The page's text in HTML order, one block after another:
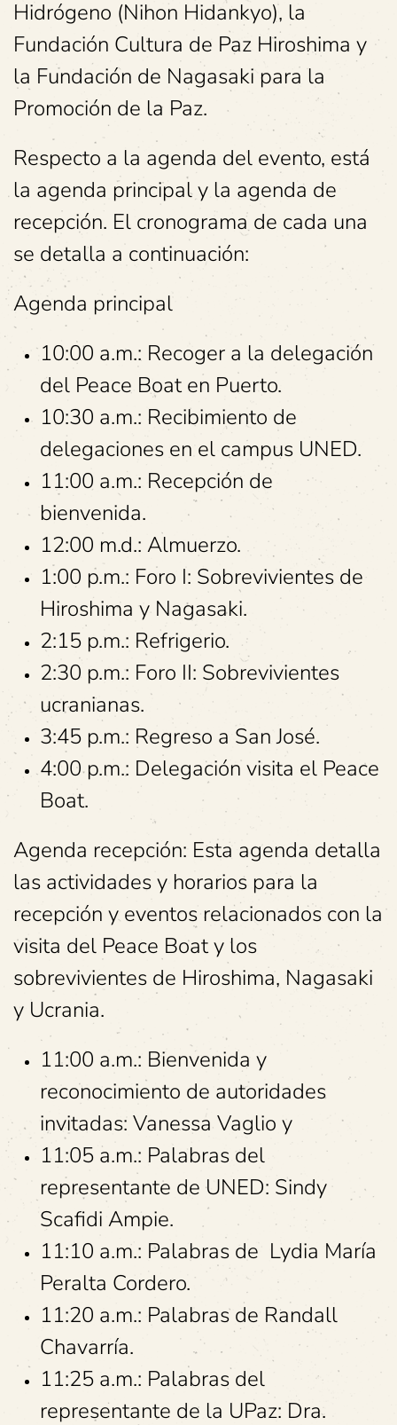
Hidrógeno (Nihon Hidankyo), la
Fundación Cultura de Paz Hiroshima y
la Fundación de Nagasaki para la
Promoción de la Paz.
Respecto a la agenda del evento, está
la agenda principal y la agenda de
recepción. El cronograma de cada una
se detalla a continuación:
Agenda principal
10:00 a.m.: Recoger a la delegación
del Peace Boat en Puerto.
10:30 a.m.: Recibimiento de
delegaciones en el campus UNED.
11:00 a.m.: Recepción de
bienvenida.
12:00 m.d.: Almuerzo.
1:00 p.m.: Foro I: Sobrevivientes de
Hiroshima y Nagasaki.
2:15 p.m.: Refrigerio.
2:30 p.m.: Foro II: Sobrevivientes
ucranianas.
3:45 p.m.: Regreso a San José.
4:00 p.m.: Delegación visita el Peace
Boat.
Agenda recepción: Esta agenda detalla
las actividades y horarios para la
recepción y eventos relacionados con la
visita del Peace Boat y los
sobrevivientes de Hiroshima, Nagasaki
y Ucrania.
11:00 a.m.: Bienvenida y
reconocimiento de autoridades
invitadas: Vanessa Vaglio y
11:05 a.m.: Palabras del
representante de UNED: Sindy
Scafidi Ampie.
11:10 a.m.: Palabras de Lydia María
Peralta Cordero.
11:20 a.m.: Palabras de Randall
Chavarría.
11:25 a.m.: Palabras del
representante de la UPaz: Dra.